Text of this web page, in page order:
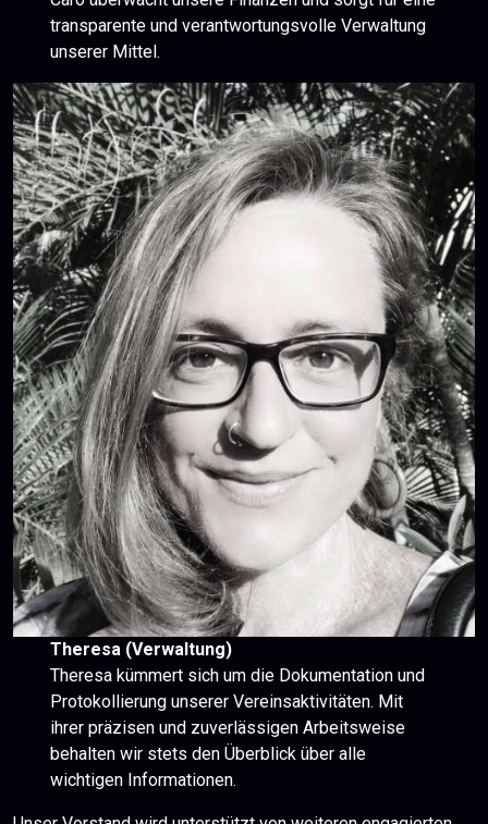
transparente und verantwortungsvolle Verwaltung
unserer Mittel.
Theresa (Verwaltung)
Theresa kümmert sich um die Dokumentation und
Protokollierung unserer Vereinsaktivitäten. Mit
ihrer präzisen und zuverlässigen Arbeitsweise
behalten wir stets den Überblick über alle
wichtigen Informationen.